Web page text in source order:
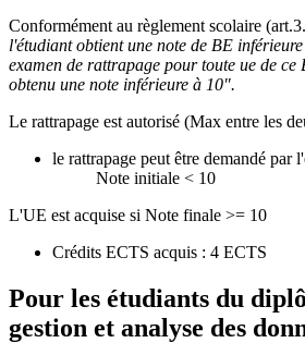
Conformément au règlement scolaire
l'étudiant obtient une note de BE
examen de rattrapage pour toute ue de
obtenu une note inférieure à 10".
Le rattrapage est autorisé (Max entre les
le rattrapage peut être demandé par
Note initiale < 10
L'UE est acquise si Note finale >= 10
Crédits ECTS acquis : 4 ECTS
Pour les étudiants du
gestion et analyse des